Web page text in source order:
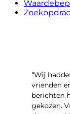
“Wij
vrienden
berichten
gekozen.